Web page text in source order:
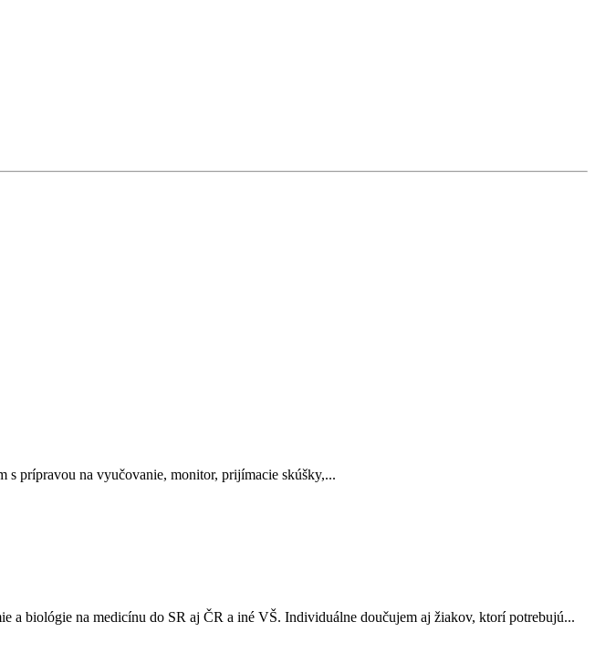
s prípravou na vyučovanie, monitor, prijímacie skúšky,...
a biológie na medicínu do SR aj ČR a iné VŠ. Individuálne doučujem aj žiakov, ktorí potrebujú...